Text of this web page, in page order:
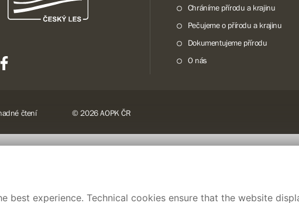
Chráníme přírodu a krajinu
Pečujeme o přírodu a krajinu
Dokumentujeme přírodu
O nás
čtení © 2026 AOPK ČR
best experience. Technical cookies ensure that the website